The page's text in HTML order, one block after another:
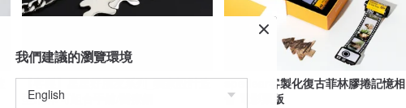
【客製】星星好朋友系列_獨家設計造
型吊牌/可組合手鍊/醫療鋼
spedear客製化復古菲林膠捲記憶相
冊 電影票版
我們建議的瀏覽環境